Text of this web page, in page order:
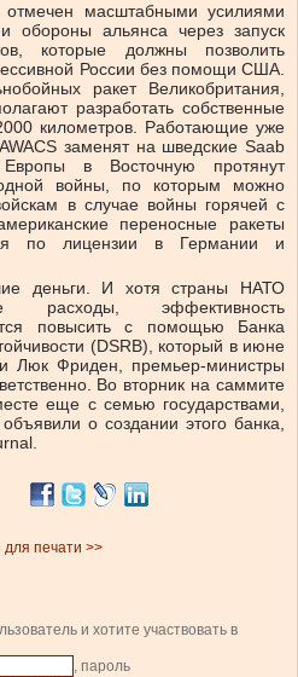
масштабными усилиями
обороны альянса через запуск
которые должны позволить
России без помощи США.
ракет Великобритания,
разработать собственные
километров. Работающие уже
заменят на шведские Saab
в Восточную протянут
войны, по которым можно
в случае войны горячей с
переносные ракеты
по лицензии в Германии и
деньги. И хотя страны НАТО
расходы, эффективность
повысить с помощью Банка
(DSRB), который в июне
Люк Фриден, премьер-министры
Во вторник на саммите
еще с семью государствами,
о создании этого банка,
для печати >>
и хотите участвовать в
, пароль